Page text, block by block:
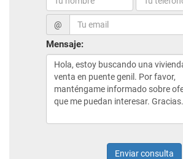
@
Mensaje:
Enviar consulta